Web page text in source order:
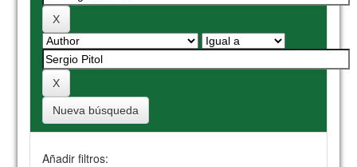
Nueva búsqueda
Añadir filtros: